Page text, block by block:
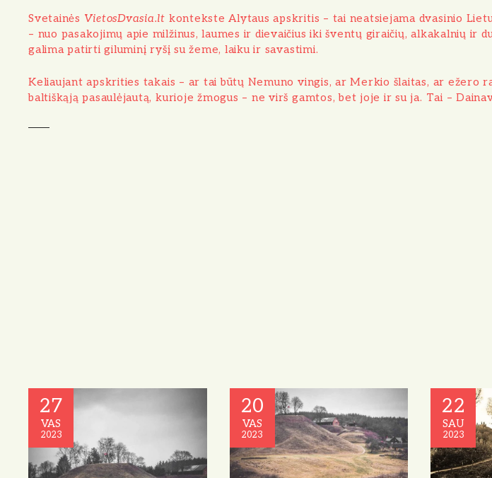
Svetainės VietosDvasia.lt kontekste Alytaus apskritis – tai neatsiejama dvasinio
– nuo pasakojimų apie milžinus, laumes ir dievaičius iki šventų giraičių, alkakalnių
galima patirti giluminį ryšį su žeme, laiku ir savastimi.
Keliaujant apskrities takais – ar tai būtų Nemuno vingis, ar Merkio šlaitas, ar ežero
baltiškąją pasaulėjautą, kurioje žmogus – ne virš gamtos, bet joje ir su ja. Tai –
27
VAS
2023
20
VAS
2023
22
SAU
2023